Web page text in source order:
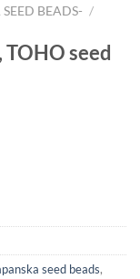
BEADS- /
seed
seed beads,